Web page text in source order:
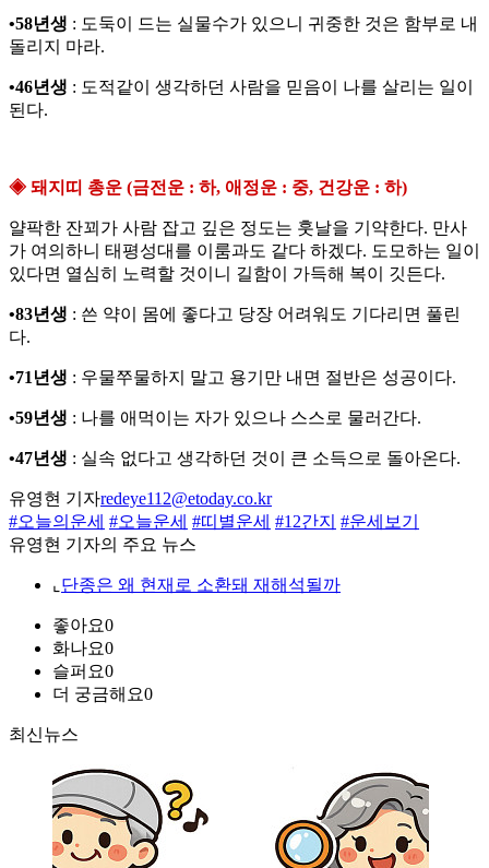
•58년생 : 도둑이 드는 실물수가 있으니 귀중한 것은 함부로 내
돌리지 마라.
•46년생 : 도적같이 생각하던 사람을 믿음이 나를 살리는 일이
된다.
◈ 돼지띠 총운 (금전운 : 하, 애정운 : 중, 건강운 : 하)
얄팍한 잔꾀가 사람 잡고 깊은 정도는 훗날을 기약한다. 만사
가 여의하니 태평성대를 이룸과도 같다 하겠다. 도모하는 일이
있다면 열심히 노력할 것이니 길함이 가득해 복이 깃든다.
•83년생 : 쓴 약이 몸에 좋다고 당장 어려워도 기다리면 풀린
다.
•71년생 : 우물쭈물하지 말고 용기만 내면 절반은 성공이다.
•59년생 : 나를 애먹이는 자가 있으나 스스로 물러간다.
•47년생 : 실속 없다고 생각하던 것이 큰 소득으로 돌아온다.
유영현 기자redeye112@etoday.co.kr
#오늘의운세 #오늘운세 #띠별운세 #12간지 #운세보기
유영현 기자의 주요 뉴스
⌞ 단종은 왜 현재로 소환돼 재해석될까
좋아요0
화나요0
슬퍼요0
더 궁금해요0
최신뉴스